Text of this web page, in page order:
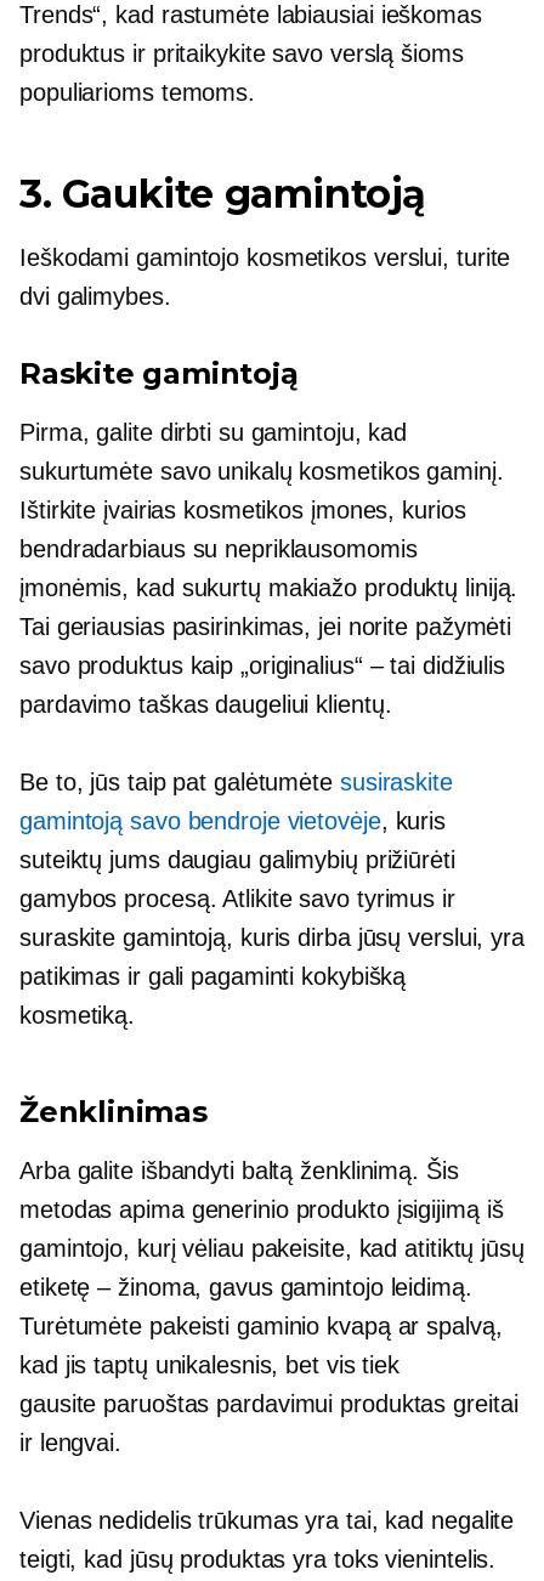
Trends“, kad rastumėte labiausiai ieškomas
produktus ir pritaikykite savo verslą šioms
populiarioms temoms.
3. Gaukite gamintoją
Ieškodami gamintojo kosmetikos verslui, turite
dvi galimybes.
Raskite gamintoją
Pirma, galite dirbti su gamintoju, kad
sukurtumėte savo unikalų kosmetikos gaminį.
Ištirkite įvairias kosmetikos įmones, kurios
bendradarbiaus su nepriklausomomis
įmonėmis, kad sukurtų makiažo produktų liniją.
Tai geriausias pasirinkimas, jei norite pažymėti
savo produktus kaip „originalius“ – tai didžiulis
pardavimo taškas daugeliui klientų.
Be to, jūs taip pat galėtumėte susiraskite
gamintoją savo bendroje vietovėje, kuris
suteiktų jums daugiau galimybių prižiūrėti
gamybos procesą. Atlikite savo tyrimus ir
suraskite gamintoją, kuris dirba jūsų verslui, yra
patikimas ir gali pagaminti kokybišką
kosmetiką.
Ženklinimas
Arba galite išbandyti baltą ženklinimą. Šis
metodas apima generinio produkto įsigijimą iš
gamintojo, kurį vėliau pakeisite, kad atitiktų jūsų
etiketę – žinoma, gavus gamintojo leidimą.
Turėtumėte pakeisti gaminio kvapą ar spalvą,
kad jis taptų unikalesnis, bet vis tiek
gausite paruoštas pardavimui produktas greitai
ir lengvai.
Vienas nedidelis trūkumas yra tai, kad negalite
teigti, kad jūsų produktas yra toksvienintelis.